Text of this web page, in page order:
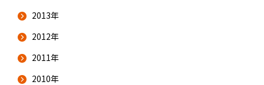
2013年
2012年
2011年
2010年